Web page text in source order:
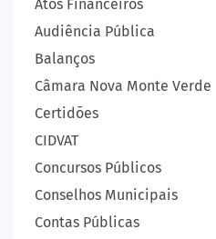
Atos Financeiros
Audiência Pública
Balanços
Câmara Nova Monte Verde
Certidões
CIDVAT
Concursos Públicos
Conselhos Municipais
Contas Públicas